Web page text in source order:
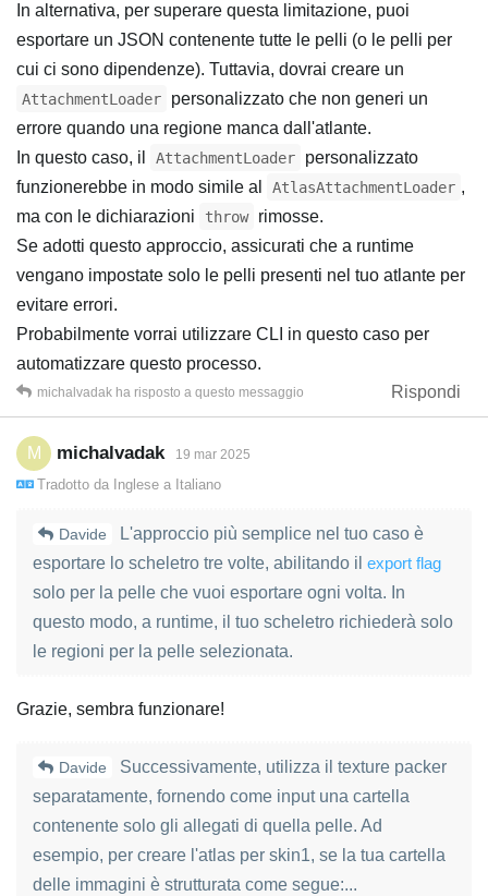
In alternativa, per superare questa limitazione, puoi
esportare un JSON contenente tutte le pelli (o le pelli per
cui ci sono dipendenze). Tuttavia, dovrai creare un
AttachmentLoader
personalizzato che non generi un
errore quando una regione manca dall'atlante.
In questo caso, il
AttachmentLoader
personalizzato
funzionerebbe in modo simile al
AtlasAttachmentLoader ,
ma con le dichiarazioni
throw
rimosse.
Se adotti questo approccio, assicurati che a runtime
vengano impostate solo le pelli presenti nel tuo atlante per
evitare errori.
Probabilmente vorrai utilizzare CLI in questo caso per
automatizzare questo processo.
Rispondi
michalvadak ha risposto a questo messaggio
M michalvadak 19 mar 2025
Tradotto da Inglese a Italiano
Davide
L'approccio più semplice nel tuo caso è
esportare lo scheletro tre volte, abilitando il export flag
solo per la pelle che vuoi esportare ogni volta. In
questo modo, a runtime, il tuo scheletro richiederà solo
le regioni per la pelle selezionata.
Grazie, sembra funzionare!
Davide
Successivamente, utilizza il texture packer
separatamente, fornendo come input una cartella
contenente solo gli allegati di quella pelle. Ad
esempio, per creare l'atlas per skin1, se la tua cartella
delle immagini è strutturata come segue:...